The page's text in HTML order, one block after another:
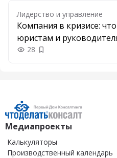
Лидерство и управление
Компания в кризисе:
юристам и
28 Добавить в закладки
Медиапроекты
Калькуляторы
Производственный календарь